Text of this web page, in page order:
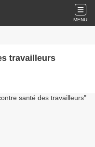
MENU
travailleurs